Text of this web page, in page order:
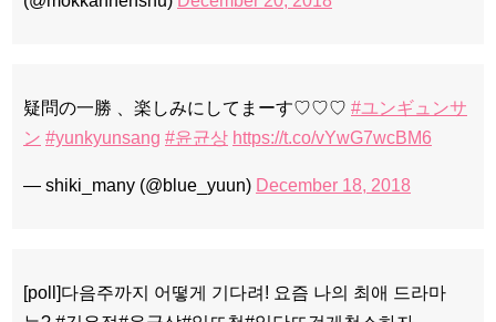
疑問の一勝 、楽しみにしてまーす♡♡♡ #ユンギュンサ
ン #yunkyunsang #윤균상 https://t.co/vYwG7wcBM6
— shiki_many (@blue_yuun) December 18, 2018
[poll]다음주까지 어떻게 기다려! 요즘 나의 최애 드라마